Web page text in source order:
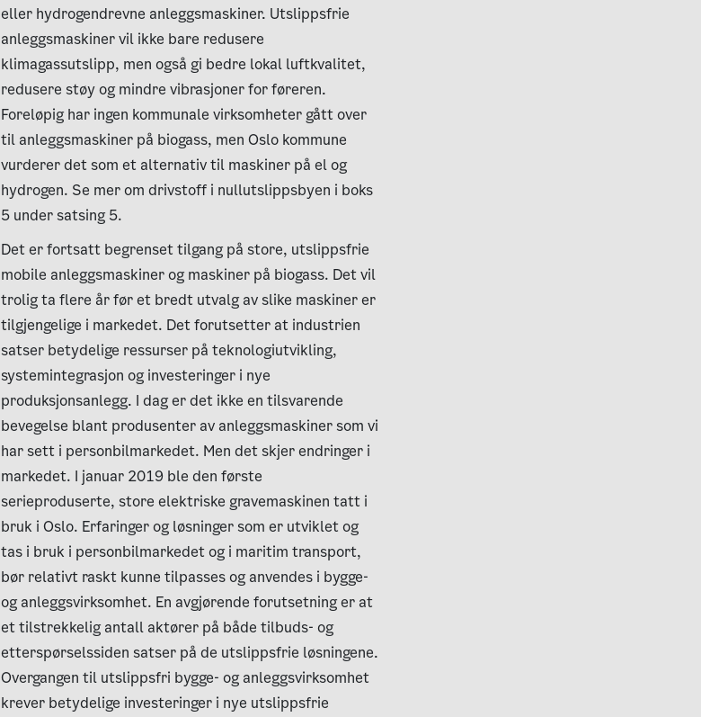
eller hydrogendrevne anleggsmaskiner. Utslippsfrie
anleggsmaskiner vil ikke bare redusere
klimagassutslipp, men også gi bedre lokal luftkvalitet,
redusere støy og mindre vibrasjoner for føreren.
Foreløpig har ingen kommunale virksomheter gått over
til anleggsmaskiner på biogass, men Oslo kommune
vurderer det som et alternativ til maskiner på el og
hydrogen. Se mer om drivstoff i nullutslippsbyen i boks
5 under satsing 5.
Det er fortsatt begrenset tilgang på store, utslippsfrie
mobile anleggsmaskiner og maskiner på biogass. Det vil
trolig ta flere år før et bredt utvalg av slike maskiner er
tilgjengelige i markedet. Det forutsetter at industrien
satser betydelige ressurser på teknologiutvikling,
systemintegrasjon og investeringer i nye
produksjonsanlegg. I dag er det ikke en tilsvarende
bevegelse blant produsenter av anleggsmaskiner som vi
har sett i personbilmarkedet. Men det skjer endringer i
markedet. I januar 2019 ble den første
serieproduserte, store elektriske gravemaskinen tatt i
bruk i Oslo. Erfaringer og løsninger som er utviklet og
tas i bruk i personbilmarkedet og i maritim transport,
bør relativt raskt kunne tilpasses og anvendes i bygge-
og anleggsvirksomhet. En avgjørende forutsetning er at
et tilstrekkelig antall aktører på både tilbuds- og
etterspørselssiden satser på de utslippsfrie løsningene.
Overgangen til utslippsfri bygge- og anleggsvirksomhet
krever betydelige investeringer i nye utslippsfrie